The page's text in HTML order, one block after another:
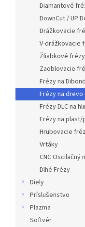
Diamantové
DownCut / UP
Drážkovacie
V-drážkovacie
Žliabkové frézy
Zaoblovacie
Frézy na
Frézy na drevo
Frézy DLC na
Frézy na plast/
Hrubovacie
Vrtáky
CNC Oscilačný
Dlhé Frézy
Diely
Príslušenstvo
Plazma
Softvér